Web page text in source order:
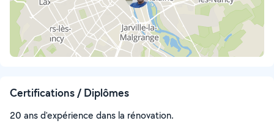
Certifications / Diplômes
20 ans d'expérience dans la rénovation.